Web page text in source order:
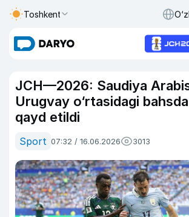
Toshkent
JCH—2026: Saudiya
Urugvay o‘rtasidagi
qayd etildi
Sport 07:32 / 16.06.2026 3013